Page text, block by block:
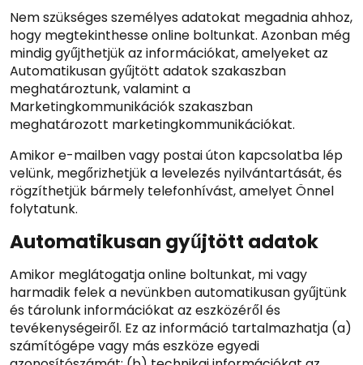
Nem szükséges személyes adatokat megadnia ahhoz,
hogy megtekinthesse online boltunkat. Azonban még
mindig gyűjthetjük az információkat, amelyeket az
Automatikusan gyűjtött adatok szakaszban
meghatároztunk, valamint a
Marketingkommunikációk szakaszban
meghatározott marketingkommunikációkat.
Amikor e-mailben vagy postai úton kapcsolatba lép
velünk, megőrizhetjük a levelezés nyilvántartását, és
rögzíthetjük bármely telefonhívást, amelyet Önnel
folytatunk.
Automatikusan gyűjtött adatok
Amikor meglátogatja online boltunkat, mi vagy
harmadik felek a nevünkben automatikusan gyűjtünk
és tárolunk információkat az eszközéről és
tevékenységeiről. Ez az információ tartalmazhatja (a)
számítógépe vagy más eszköze egyedi